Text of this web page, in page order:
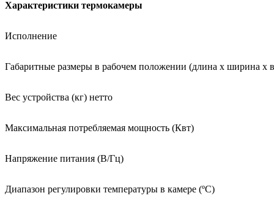
Характеристики термокамеры
Исполнение
Габаритные размеры в рабочем положении (длина х ширина х
Вес устройства (кг) нетто
Максимальная потребляемая мощность (Квт)
Напряжение питания (В/Гц)
Диапазон регулировки температуры в камере (ºС)